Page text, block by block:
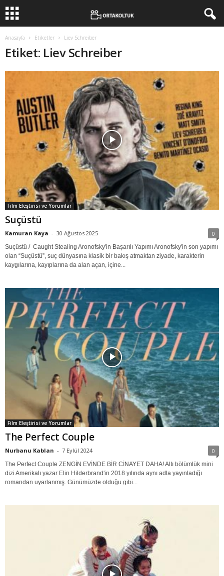
Anasayfa Etiketler Liev Schreiber
Etiket: Liev Schreiber
Film Eleştirisi ve Yorumlar
Suçüstü
Kamuran Kaya - 30 Ağustos 2025 0
Suçüstü / Caught Stealing Aronofsky'in Başarılı Yapımı Aronofsky'in son yapımı
olan “Suçüstü”, suç dünyasına klasik bir bakış atmaktan ziyade, karakterin
kaygılarına, kayıplarına da alan açan, içine...
Film Eleştirisi ve Yorumlar
The Perfect Couple
Nurbanu Kablan - 7 Eylül 2024 0
The Perfect Couple ZENGİN EVİNDE BİR CİNAYET DAHA! Altı bölümlük mini
dizi Amerikalı yazar Elin Hilderbrand'in 2018 yılında aynı adla yayınladığı
romandan uyarlanmış. Günümüzde olduğu gibi...